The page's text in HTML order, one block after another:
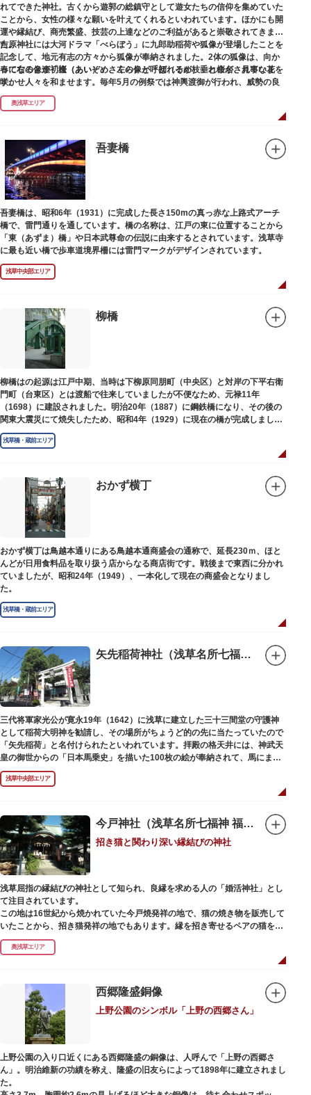
れてできた神社。古くから遊郭の総鎮守として遊女たちの信仰を集めていた
ことから、女性の様々な願いを叶えてくれるといわれています。ほかにも開
運や縁結び、商売繁盛、技芸の上達などのご利益があると崇敬されてきまし
た。
春になると逢初桜（あいぞめさくら）と呼ばれるが枝垂れ桜が、見事な花を
咲かせ人々を和ませます。毎年5月の例祭では神輿渡御が行われ、威勢の良
い掛け声とともに各町は活気にあふれます。
吉原弁財天は浅草名所七福神の一社・弁財天にあたり、七福神に関する授与
吉原神社には大河ドラマ「べらぼう」に九郎助稲荷や狐像が登場したことを
記念して、地元有志の方々から狐像が奉納されました。2体の狐像は、向か
って右の像が「逢（あい）」、左の像が「初（そめ）」と命名されていま
す。
奥浅草エリア
吾妻橋
吾妻橋は、昭和6年（1931）に完成した長さ150mの真っ赤な上路式アーチ
橋で、雷門通りを通しています。橋の名称は、江戸の東に位置することから
「東（あずま）橋」や日本武尊命の伝説に由来するとされています。浅草寺
に最も近い橋で歩車道境界柵には雷門マークがデザインされています。
浅草中央部エリア
柳橋
柳橋はの起源は江戸中期、当時は下柳原同朋町（中央区）と対岸の下平右衛
門町（台東区）とは渡船で往来していましたが不便なため、元禄11年
（1698）に建設されました。明治20年（1887）に鋼鉄橋になり、その後の
関東大震災にて焼失したため、昭和4年（1929）に現在の橋が完成しまし
た。
浅草橋・蔵前エリア
おかず横丁
おかず横丁は鳥越本通りにある鳥越本通商盛会の通称で、延長230ｍ、ほと
んどが日用食料品を取り扱う店からなる商店街です。戦後まで東西に分かれ
ていましたが、昭和24年（1949）、一本化して現在の商盛会となりまし
た。
浅草橋・蔵前エリア
矢先稲荷神社（浅草名所七福神 福禄寿）
三代将軍家光公が寛永19年（1642）に浅草に建立した三十三間堂の守護神
として稲荷大明神を勧請し、その場所がちょうど的の先に当たっていたので
「矢先稲荷」と名付けられたといわれています。拝殿の格天井には、神武天
皇の御世からの「日本馬乗史」を描いた100枚の絵が奉納されて、馬にまつ
わる歴史が一目瞭然に理解できます。
浅草中央部エリア
今戸神社（浅草名所七福神 福禄寿）
招き猫と関わり深い縁結びの神社
浅草屈指の縁結びの神社として知られ、良縁を求める人の「婚活神社」とし
て注目されています。
この地は16世紀から焼かれていた今戸焼発祥の地で、猫の焼き物を販売して
いたことから、招き猫発祥の地でもあります。縁を招き寄せるペアの猫をモ
チーフにした絵馬や御朱印帳も人気です。
1063（康平6）年、時の奥羽鎮守府源頼朝・義家父子が祈願し鎌倉の鶴ヶ丘
末に活躍した新選組沖田総司の終焉の地の碑も佇んでいます。また、浅草名
所七福神の福禄寿が祀られており、七福神詣りの参拝客でも賑わうスポット
奥浅草エリア
西郷隆盛銅像
上野公園のシンボル「上野の西郷さん」
上野公園の入り口近くにある西郷隆盛の銅像は、人呼んで「上野の西郷さ
ん」。明治維新の功績を称え、隆盛の旧友らによって1898年に建立されまし
た。